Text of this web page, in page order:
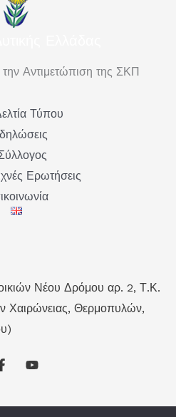
Αντιμετώπιση της ΣΚΠ
Τύπου
Ερωτήσεις
Νέου Δρόμου αρ. 2, Τ.Κ.
Χαιρώνειας, Θερμοπυλών,